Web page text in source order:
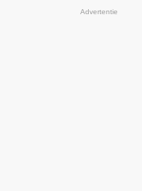
Advertentie